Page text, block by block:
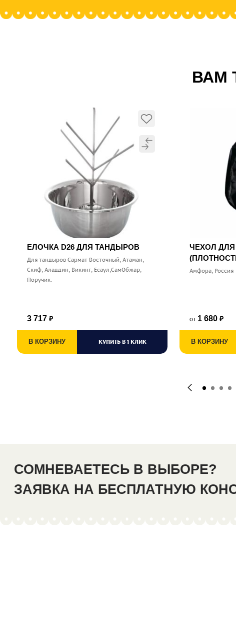
ВАМ
ЕЛОЧКА D26 ДЛЯ ТАНДЫРОВ
Для тандыров Сармат Восточный, Атаман,
Скиф, Аладдин, Викинг, Есаул,СамОбжар,
Поручик.
3 717 ₽
В КОРЗИНУ КУПИТЬ В 1 КЛИК
ЧЕХОЛ
Амфора, Россия
от 1 680 ₽
В КОРЗИНУ
СОМНЕВАЕТЕСЬ В ВЫБОРЕ?
ЗАЯВКА НА БЕСПЛАТНУЮ